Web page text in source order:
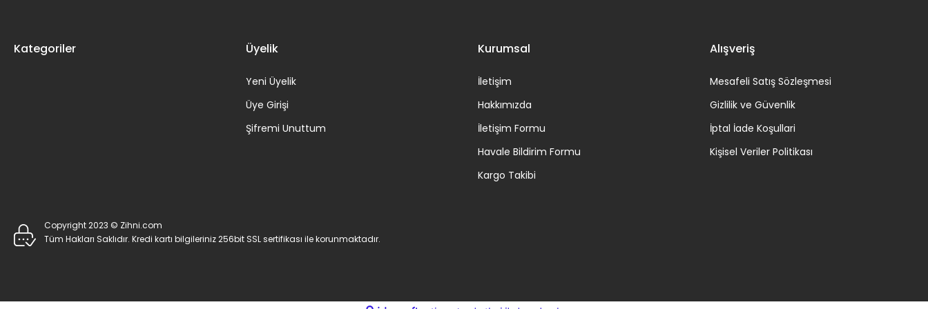
Kategoriler Üyelik
Yeni Üyelik
Üye Girişi
Şifremi Unuttum
Kurumsal
İletişim
Hakkımızda
İletişim Formu
Havale Bildirim Formu
Kargo Takibi
Alışveriş
Mesafeli Satış Sözleşmesi
Gizlilik ve Güvenlik
İptal İade Koşullari
Kişisel Veriler Politikası
Copyright 2023 © Zihni.com
Tüm Hakları Saklıdır. Kredi kartı bilgileriniz 256bit SSL sertifikası ile korunmaktadır.